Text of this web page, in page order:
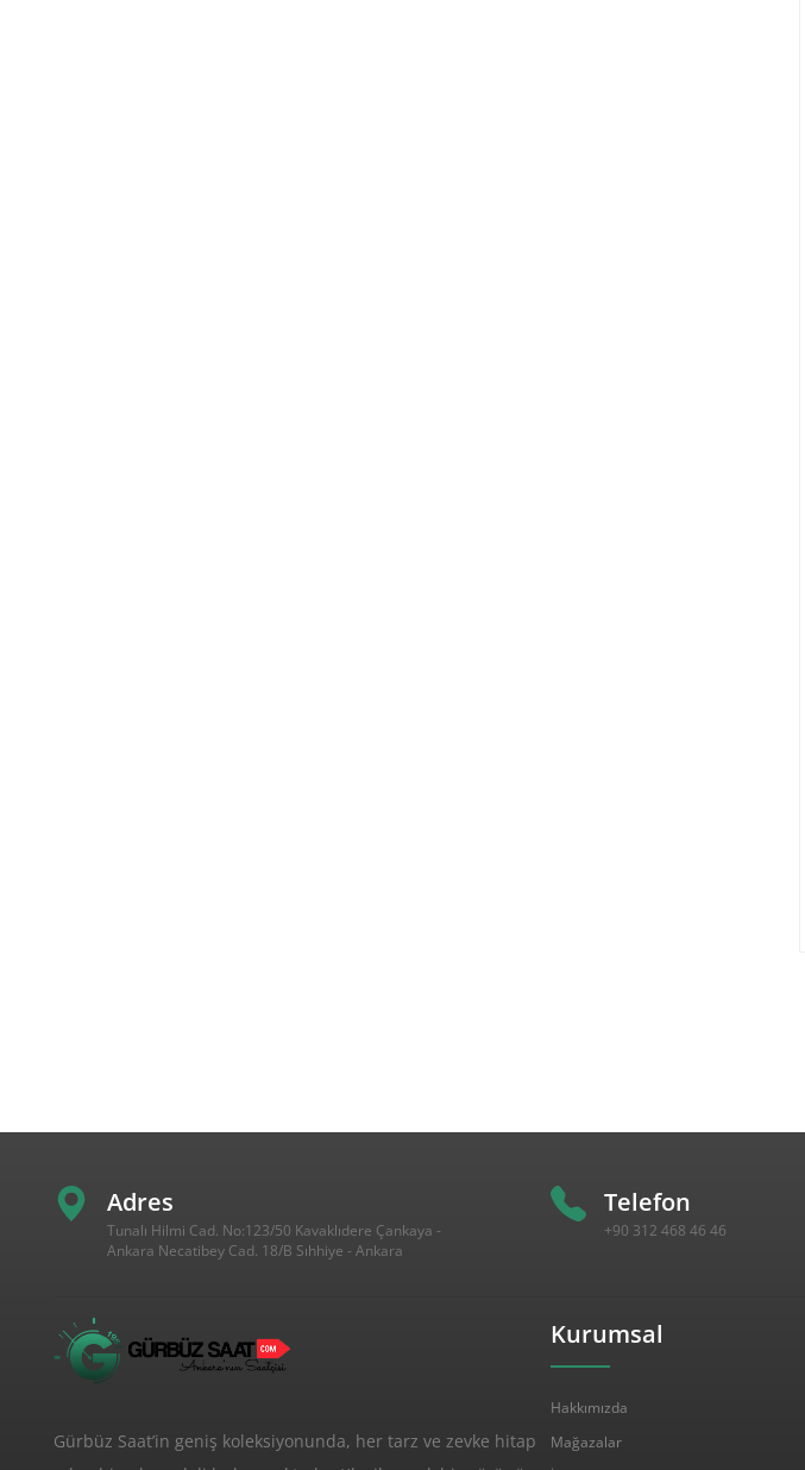
Adres
Tunalı Hilmi Cad. No:123/50 Kavaklıdere Çankaya -
Ankara Necatibey Cad. 18/B Sıhhiye - Ankara
Telefon
+90 312 468 46 46
Gürbüz Saat’in geniş koleksiyonunda, her tarz ve zevke hitap
Kurumsal
Hakkımızda
Mağazalar